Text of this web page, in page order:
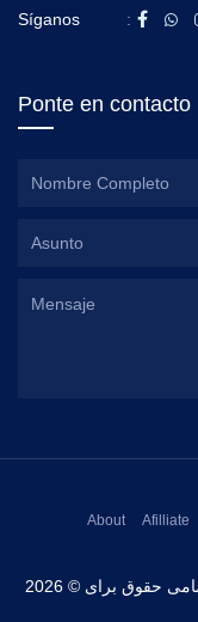
Síganos :
Ponte en contacto
تمامی حقوق برای © 2026 SACNET EL SALVADOR CORP. محفوط
About Afilliate